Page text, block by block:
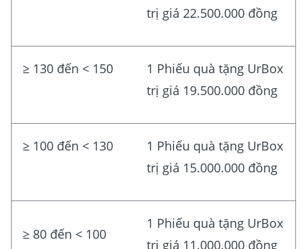
trị giá 22.500.000 đồng
≥ 130 đến < 150
1 Phiếu quà tặng UrBox
trị giá 19.500.000 đồng
≥ 100 đến < 130
1 Phiếu quà tặng UrBox
trị giá 15.000.000 đồng
≥ 80 đến < 100
1 Phiếu quà tặng UrBox
trị giá 11.000.000 đồng